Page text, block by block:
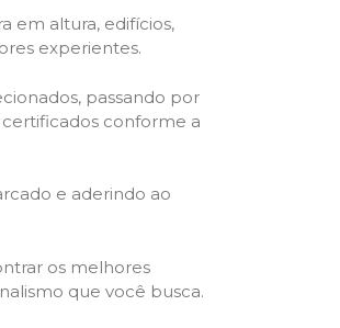
em altura, edifícios,
experientes.
passando por
conforme a
e aderindo ao
os melhores
que você busca.